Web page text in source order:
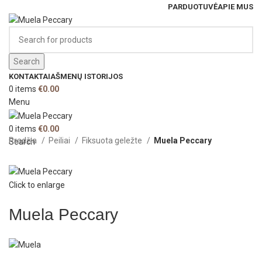
PARDUOTUVĖAPIE MUS
Search
KONTAKTAIAŠMENŲ ISTORIJOS
0 items €0.00
Menu
0 items €0.00
Search
Pradžia Peiliai Fiksuota geležte Muela Peccary
Click to enlarge
Muela Peccary